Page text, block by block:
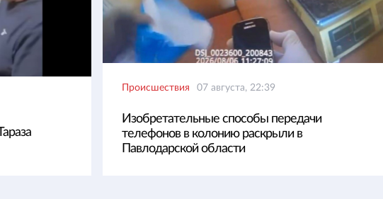
Происшествия 07 августа, 22:39
Изобретательные способы передачи
телефонов в колонию раскрыли в
Павлодарской области